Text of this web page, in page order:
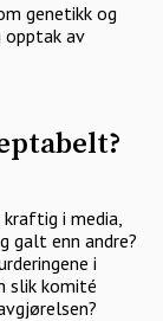
genetikk og
opptak av
i media,
galt enn andre?
i
slik komité